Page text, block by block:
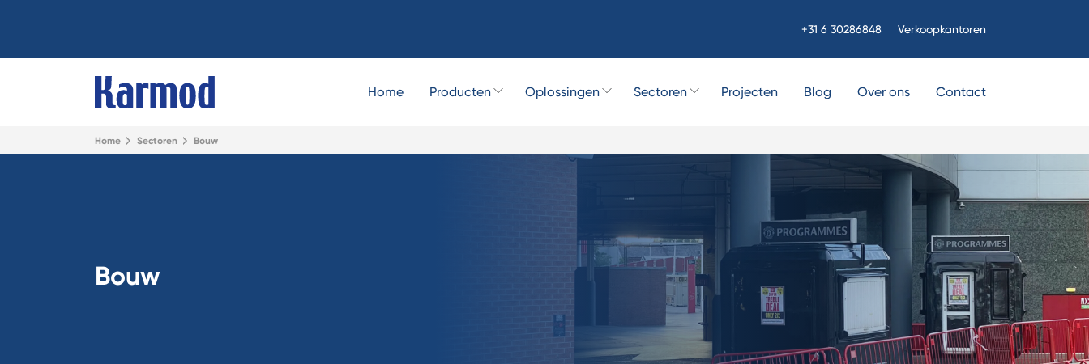
+31 6 30286848 Verkoopkantoren
Home Producten Oplossingen Sectoren Projecten Blog Over ons Contact
Home Sectoren Bouw
Bouw